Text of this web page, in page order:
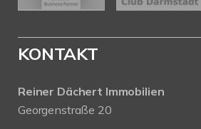
KONTAKT
Reiner Dächert Immobilien
Georgenstraße 20